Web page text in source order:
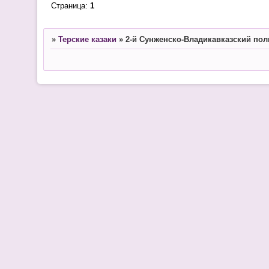
Страница: 1
» Терские казаки » 2-й Сунженско-Владикавказский